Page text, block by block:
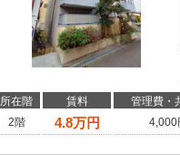
所在階 賃料 管理費・
2階
4.8万円 4,000